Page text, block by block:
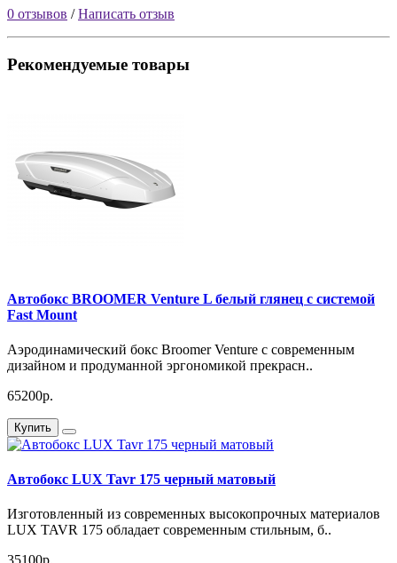
0 отзывов /Написать отзыв
Рекомендуемые товары
Автобокс BROOMER Venture L белый глянец с системой
Fast Mount
Аэродинамический бокс Broomer Venture с современным
дизайном и продуманной эргономикой прекрасн..
65200р.
Купить
Автобокс LUX Tavr 175 черный матовый
Изготовленный из современных высокопрочных материалов
LUX TAVR 175 обладает современным стильным, б..